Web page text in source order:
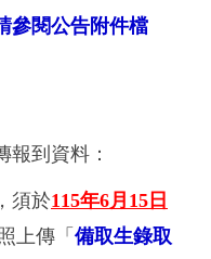
參閱公告附件檔
報到資料：
，須於115年6月15 日
上傳「 備取生錄取